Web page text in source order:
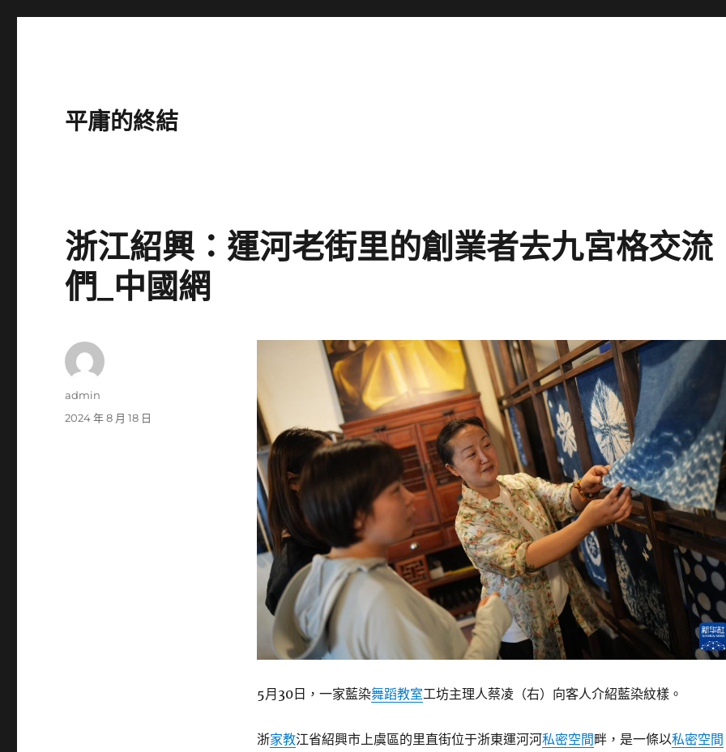
平庸的終結
浙江紹興：運河老街里的創業者去九宮格交流
們_中國網
5月30日，一家藍染舞蹈教室工坊主理人蔡凌（右）向客人介紹藍染紋樣。
浙家教江省紹興市上虞區的里直街位于浙東運河河私密空間畔，是一條以私密空間
作
admin
發
2024 年 8 月 18 日